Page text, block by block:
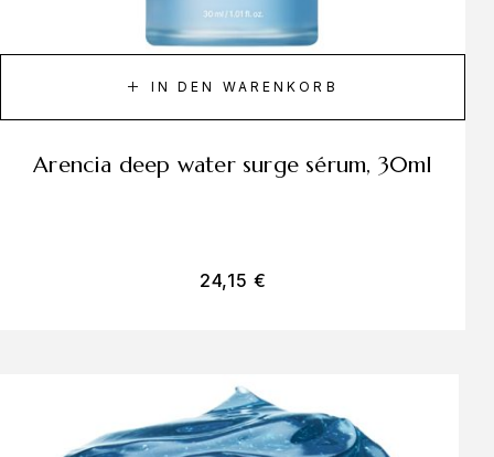
IN DEN WARENKORB
arencia deep water surge sérum, 30ml
24,15 €